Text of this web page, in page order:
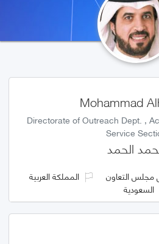
Mohammad
Directorate of Outreach Dept. ,
Service
الحمد
مجلس التعاون
المملكة العربية
السعودية